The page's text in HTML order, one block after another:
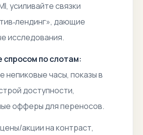
усиливайте связки
дающие
исследования.
спросом по слотам:
непиковые часы, показы в
доступности,
офферы для переносов.
цены/акции на контраст,